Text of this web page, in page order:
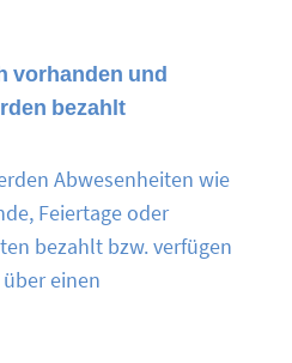
vorhanden und
bezahlt
Abwesenheiten wie
Feiertage oder
bezahlt bzw. verfügen
einen